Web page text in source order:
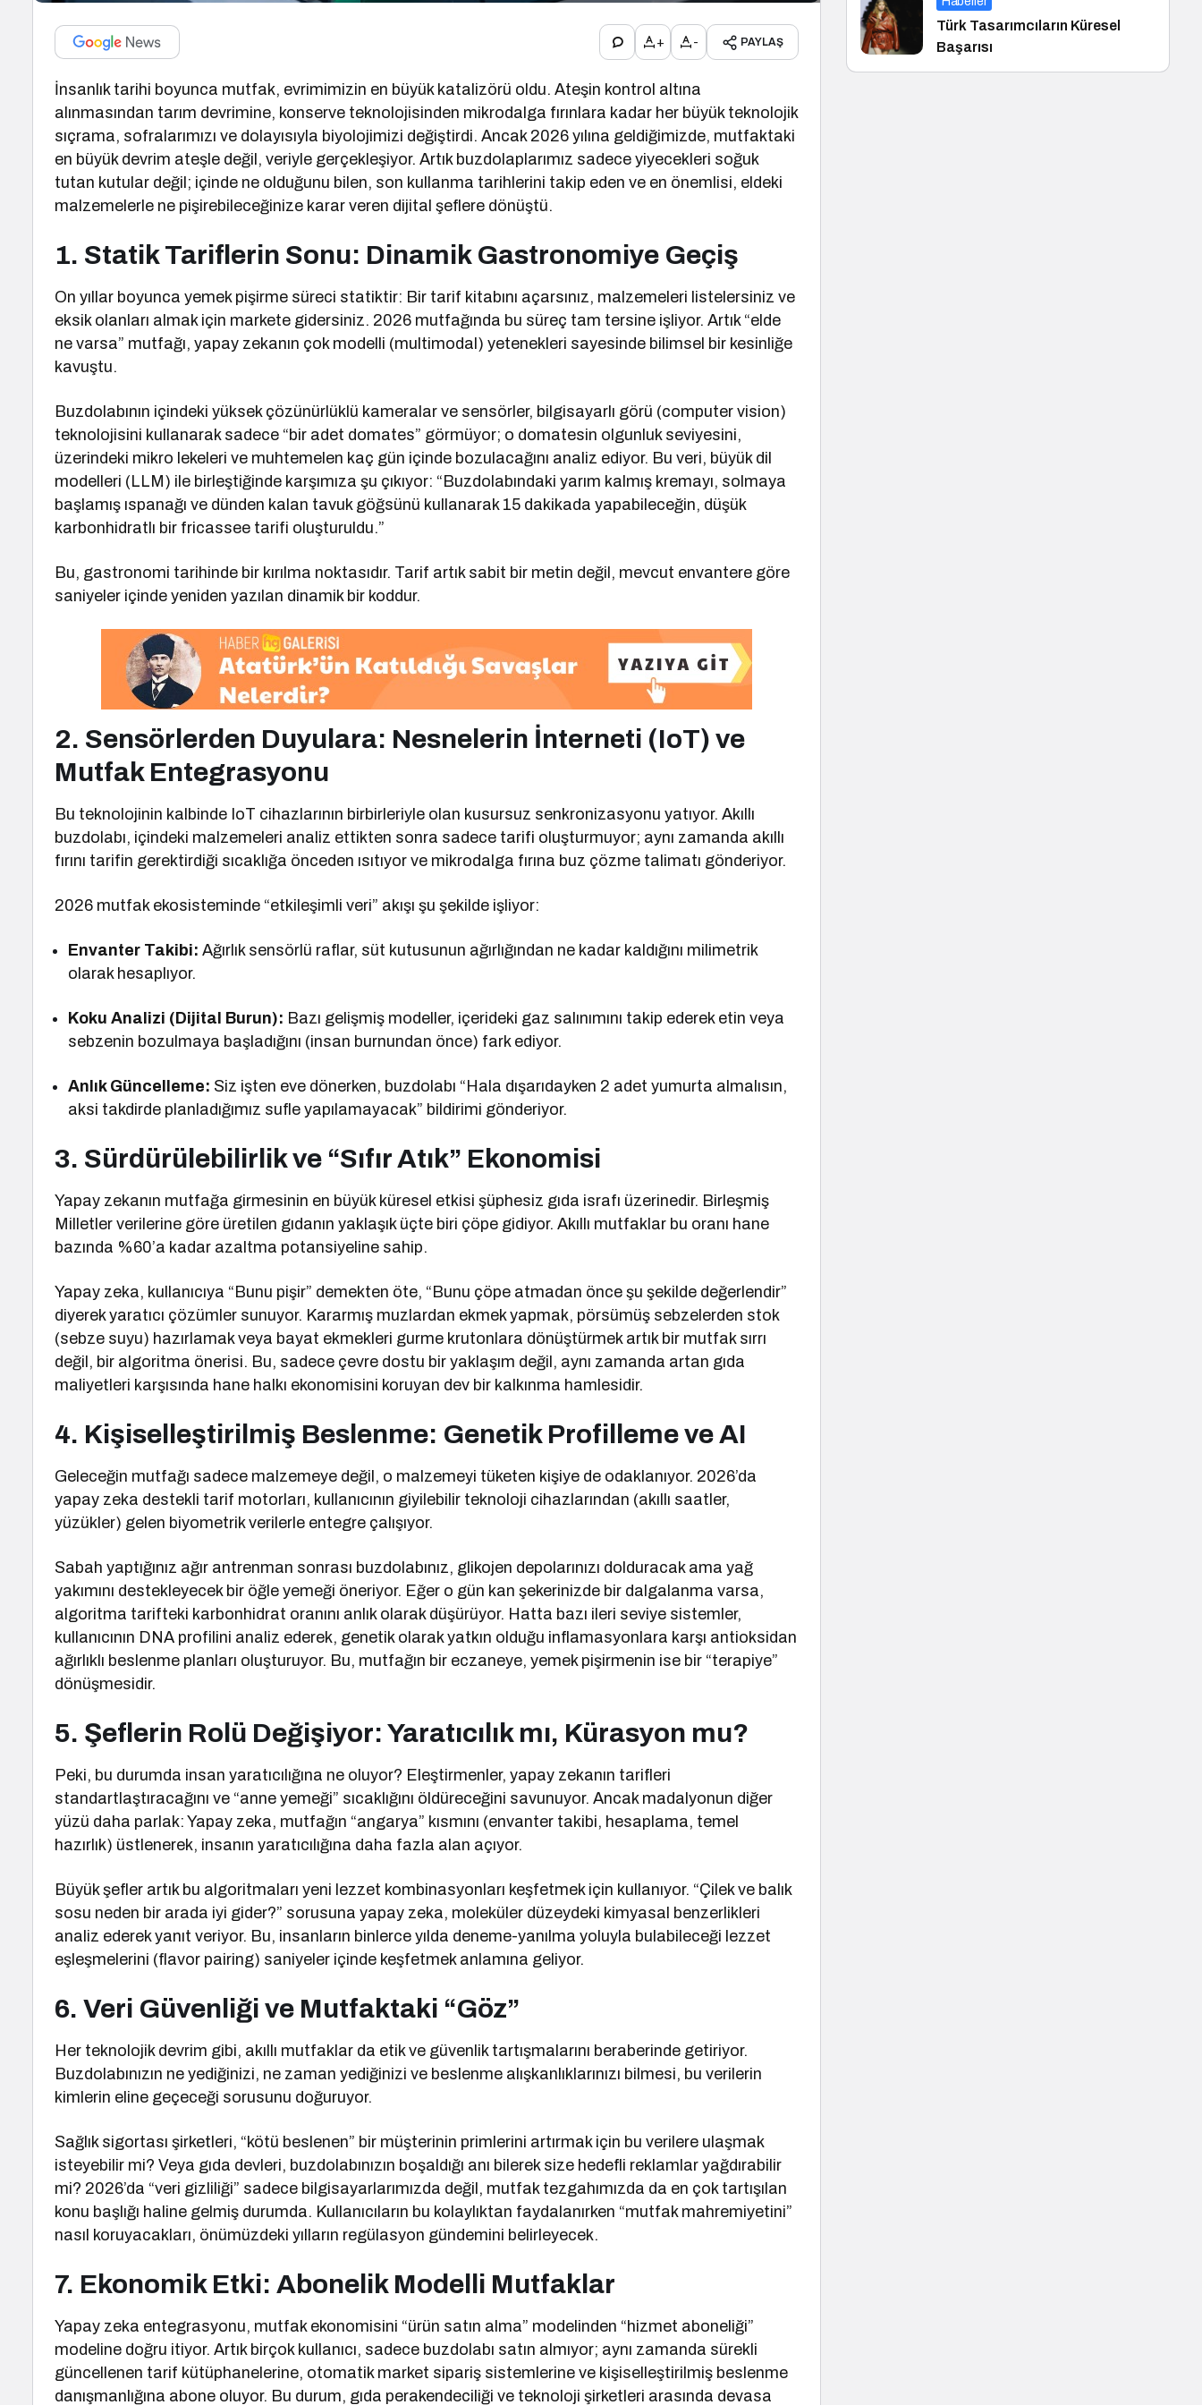
+ - PAYLAŞ
İnsanlık tarihi boyunca mutfak, evrimimizin en büyük katalizörü oldu. Ateşin kontrol altına
alınmasından tarım devrimine, konserve teknolojisinden mikrodalga fırınlara kadar her büyük teknolojik
sıçrama, sofralarımızı ve dolayısıyla biyolojimizi değiştirdi. Ancak 2026 yılına geldiğimizde, mutfaktaki
en büyük devrim ateşle değil, veriyle gerçekleşiyor. Artık buzdolaplarımız sadece yiyecekleri soğuk
tutan kutular değil; içinde ne olduğunu bilen, son kullanma tarihlerini takip eden ve en önemlisi, eldeki
malzemelerle ne pişirebileceğinize karar veren dijital şeflere dönüştü.
1. Statik Tariflerin Sonu: Dinamik Gastronomiye Geçiş
On yıllar boyunca yemek pişirme süreci statiktir: Bir tarif kitabını açarsınız, malzemeleri listelersiniz ve
eksik olanları almak için markete gidersiniz. 2026 mutfağında bu süreç tam tersine işliyor. Artık “elde
ne varsa” mutfağı, yapay zekanın çok modelli (multimodal) yetenekleri sayesinde bilimsel bir kesinliğe
kavuştu.
Buzdolabının içindeki yüksek çözünürlüklü kameralar ve sensörler, bilgisayarlı görü (computer vision)
teknolojisini kullanarak sadece “bir adet domates” görmüyor; o domatesin olgunluk seviyesini,
üzerindeki mikro lekeleri ve muhtemelen kaç gün içinde bozulacağını analiz ediyor. Bu veri, büyük dil
modelleri (LLM) ile birleştiğinde karşımıza şu çıkıyor: “Buzdolabındaki yarım kalmış kremayı, solmaya
başlamış ıspanağı ve dünden kalan tavuk göğsünü kullanarak 15 dakikada yapabileceğin, düşük
karbonhidratlı bir fricassee tarifi oluşturuldu.”
Bu, gastronomi tarihinde bir kırılma noktasıdır. Tarif artık sabit bir metin değil, mevcut envantere göre
saniyeler içinde yeniden yazılan dinamik bir koddur.
2. Sensörlerden Duyulara: Nesnelerin İnterneti (IoT) ve
Mutfak Entegrasyonu
Bu teknolojinin kalbinde IoT cihazlarının birbirleriyle olan kusursuz senkronizasyonu yatıyor. Akıllı
buzdolabı, içindeki malzemeleri analiz ettikten sonra sadece tarifi oluşturmuyor; aynı zamanda akıllı
fırını tarifin gerektirdiği sıcaklığa önceden ısıtıyor ve mikrodalga fırına buz çözme talimatı gönderiyor.
2026 mutfak ekosisteminde “etkileşimli veri” akışı şu şekilde işliyor:
Envanter Takibi: Ağırlık sensörlü raflar, süt kutusunun ağırlığından ne kadar kaldığını milimetrik
olarak hesaplıyor.
Koku Analizi (Dijital Burun): Bazı gelişmiş modeller, içerideki gaz salınımını takip ederek etin veya
sebzenin bozulmaya başladığını (insan burnundan önce) fark ediyor.
Anlık Güncelleme: Siz işten eve dönerken, buzdolabı “Hala dışarıdayken 2 adet yumurta almalısın,
aksi takdirde planladığımız sufle yapılamayacak” bildirimi gönderiyor.
3. Sürdürülebilirlik ve “Sıfır Atık” Ekonomisi
Yapay zekanın mutfağa girmesinin en büyük küresel etkisi şüphesiz gıda israfı üzerinedir. Birleşmiş
Milletler verilerine göre üretilen gıdanın yaklaşık üçte biri çöpe gidiyor. Akıllı mutfaklar bu oranı hane
bazında %60’a kadar azaltma potansiyeline sahip.
Yapay zeka, kullanıcıya “Bunu pişir” demekten öte, “Bunu çöpe atmadan önce şu şekilde değerlendir”
diyerek yaratıcı çözümler sunuyor. Kararmış muzlardan ekmek yapmak, pörsümüş sebzelerden stok
(sebze suyu) hazırlamak veya bayat ekmekleri gurme krutonlara dönüştürmek artık bir mutfak sırrı
değil, bir algoritma önerisi. Bu, sadece çevre dostu bir yaklaşım değil, aynı zamanda artan gıda
maliyetleri karşısında hane halkı ekonomisini koruyan dev bir kalkınma hamlesidir.
4. Kişiselleştirilmiş Beslenme: Genetik Profilleme ve AI
Geleceğin mutfağı sadece malzemeye değil, o malzemeyi tüketen kişiye de odaklanıyor. 2026’da
yapay zeka destekli tarif motorları, kullanıcının giyilebilir teknoloji cihazlarından (akıllı saatler,
yüzükler) gelen biyometrik verilerle entegre çalışıyor.
Sabah yaptığınız ağır antrenman sonrası buzdolabınız, glikojen depolarınızı dolduracak ama yağ
yakımını destekleyecek bir öğle yemeği öneriyor. Eğer o gün kan şekerinizde bir dalgalanma varsa,
algoritma tarifteki karbonhidrat oranını anlık olarak düşürüyor. Hatta bazı ileri seviye sistemler,
kullanıcının DNA profilini analiz ederek, genetik olarak yatkın olduğu inflamasyonlara karşı antioksidan
ağırlıklı beslenme planları oluşturuyor. Bu, mutfağın bir eczaneye, yemek pişirmenin ise bir “terapiye”
dönüşmesidir.
5. Şeflerin Rolü Değişiyor: Yaratıcılık mı, Kürasyon mu?
Peki, bu durumda insan yaratıcılığına ne oluyor? Eleştirmenler, yapay zekanın tarifleri
standartlaştıracağını ve “anne yemeği” sıcaklığını öldüreceğini savunuyor. Ancak madalyonun diğer
yüzü daha parlak: Yapay zeka, mutfağın “angarya” kısmını (envanter takibi, hesaplama, temel
hazırlık) üstlenerek, insanın yaratıcılığına daha fazla alan açıyor.
Büyük şefler artık bu algoritmaları yeni lezzet kombinasyonları keşfetmek için kullanıyor. “Çilek ve balık
sosu neden bir arada iyi gider?” sorusuna yapay zeka, moleküler düzeydeki kimyasal benzerlikleri
analiz ederek yanıt veriyor. Bu, insanların binlerce yılda deneme-yanılma yoluyla bulabileceği lezzet
eşleşmelerini (flavor pairing) saniyeler içinde keşfetmek anlamına geliyor.
6. Veri Güvenliği ve Mutfaktaki “Göz”
Her teknolojik devrim gibi, akıllı mutfaklar da etik ve güvenlik tartışmalarını beraberinde getiriyor.
Buzdolabınızın ne yediğinizi, ne zaman yediğinizi ve beslenme alışkanlıklarınızı bilmesi, bu verilerin
kimlerin eline geçeceği sorusunu doğuruyor.
Sağlık sigortası şirketleri, “kötü beslenen” bir müşterinin primlerini artırmak için bu verilere ulaşmak
isteyebilir mi? Veya gıda devleri, buzdolabınızın boşaldığı anı bilerek size hedefli reklamlar yağdırabilir
mi? 2026’da “veri gizliliği” sadece bilgisayarlarımızda değil, mutfak tezgahımızda da en çok tartışılan
konu başlığı haline gelmiş durumda. Kullanıcıların bu kolaylıktan faydalanırken “mutfak mahremiyetini”
nasıl koruyacakları, önümüzdeki yılların regülasyon gündemini belirleyecek.
7. Ekonomik Etki: Abonelik Modelli Mutfaklar
Yapay zeka entegrasyonu, mutfak ekonomisini “ürün satın alma” modelinden “hizmet aboneliği”
modeline doğru itiyor. Artık birçok kullanıcı, sadece buzdolabı satın almıyor; aynı zamanda sürekli
güncellenen tarif kütüphanelerine, otomatik market sipariş sistemlerine ve kişiselleştirilmiş beslenme
danışmanlığına abone oluyor. Bu durum, gıda perakendeciliği ve teknoloji şirketleri arasında devasa
Türk Tasarımcıların Küresel
Başarısı